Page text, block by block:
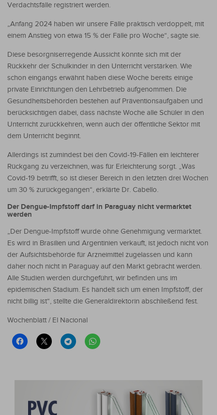
Verdachtsfälle registriert werden.
„Anfang 2024 haben wir unsere Fälle praktisch verdoppelt, mit
einem Anstieg von etwa 15 % der Fälle pro Woche“, sagte sie.
Diese besorgniserregende Aussicht könnte sich mit der
Rückkehr der Schulkinder in den Unterricht verstärken. Wie
schon eingangs erwähnt haben diese Woche bereits einige
private Einrichtungen den Lehrbetrieb aufgenommen. Die
Gesundheitsbehörden bestehen auf Präventionsaufgaben und
berücksichtigen dabei, dass nächste Woche alle Schüler in den
Unterricht zurückkehren, wenn auch der öffentliche Sektor mit
dem Unterricht beginnt.
Allerdings ist zumindest bei den Covid-19-Fällen ein leichterer
Rückgang zu verzeichnen, was für Erleichterung sorgt. „Was
Covid-19 betrifft, so ist dieser Bereich in den letzten drei Wochen
um 30 % zurückgegangen“, erklärte Dr. Cabello.
Der Dengue-Impfstoff darf in Paraguay nicht vermarktet
werden
„Der Dengue-Impfstoff wurde ohne Genehmigung vermarktet.
Es wird in Brasilien und Argentinien verkauft, ist jedoch nicht von
der Aufsichtsbehörde für Arzneimittel zugelassen und kann
daher noch nicht in Paraguay auf den Markt gebracht werden.
Alle Studien werden durchgeführt, wir befinden uns im
epidemischen Stadium. Es handelt sich um einen Impfstoff, der
nicht billig ist“, stellte die Generaldirektorin abschließend fest.
Wochenblatt / El Nacional